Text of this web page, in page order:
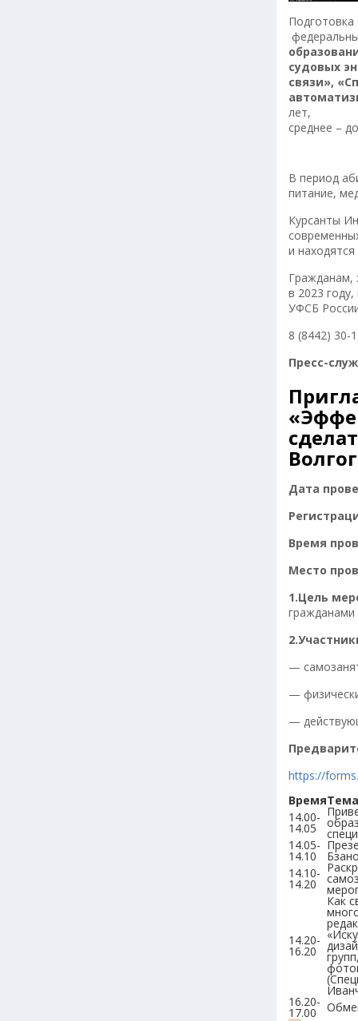
Подготовка
судовых
связи»,
лет,
среднее –
В период
питание,
Курсанты
и
Гражданам,
в 2023
УФСБ
8 (8442) 30-
Пресс-
Дата
Время
Место
1.Цель
гражданами
—
—
—
https://
ВремяТема
14.00-
14.05
14.05-
14.10
14.10-
14.20
14.20-
16.20
Как
16.20-
17.00